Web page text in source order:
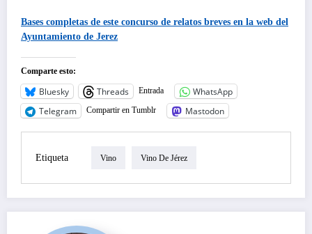
Bases completas de este concurso de relatos breves en la web del
Ayuntamiento de Jerez
Comparte esto:
Bluesky Threads Entrada
WhatsApp
Telegram
Compartir en Tumblr Mastodon
Etiqueta Vino Vino De Jérez